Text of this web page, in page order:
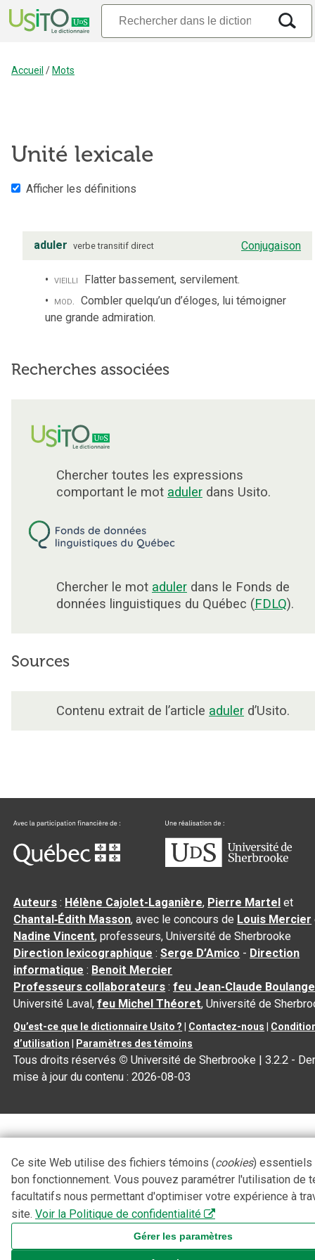
Accueil / Mots
Unité lexicale
Afficher les définitions
aduler verbe transitif direct Conjugaison
vieilli Flatter bassement, servilement.
mod. Combler quelqu’un d’éloges, lui témoigner
une grande admiration.
Recherches associées
Chercher toutes les expressions
comportant le mot aduler dans Usito.
Chercher le mot aduler dans le Fonds de
données linguistiques du Québec (FDLQ).
Sources
Contenu extrait de l’article aduler d’Usito.
Auteurs : Hélène Cajolet-Laganière, Pierre Martel et
Chantal‑Édith Masson, avec le concours de Louis Mercier
Nadine Vincent, professeurs, Université de Sherbrooke
Direction lexicographique :Serge D’Amico - Direction
informatique : Benoit Mercier
Professeurs collaborateurs :feu Jean-Claude
Université Laval,feu Michel Théoret, Université de
Qu’est-ce que le dictionnaire Usito ? Contactez-nous
d’utilisation
Paramètres des témoins
Tous droits réservés © Université de Sherbrooke |3.2.2 -
mise à jour du contenu :2026-08-03
Ce site Web utilise des fichiers témoins (cookies) essentiels
bon fonctionnement. Vous pouvez paramétrer l'utilisation de
facultatifs nous permettant d'optimiser votre expérience à
site. Voir la Politique de confidentialité
Gérer les paramètres